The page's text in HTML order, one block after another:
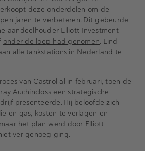
deze onderdelen om de
jaren te verbeteren. Dit gebeurde
aandeelhouder Elliott Investment
onder de loep had genomen. Eind
alle tankstations in Nederland te
van Castrol al in februari, toen de
Auchincloss een strategische
presenteerde. Hij beloofde zich
en gas, kosten te verlagen en
het plan werd door Elliott
ver genoeg ging.